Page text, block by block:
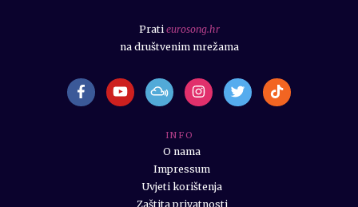
I N F O
O nama
Impressum
Uvjeti korištenja
Zaštita privatnosti
Prati eurosong.hr
na društvenim mrežama